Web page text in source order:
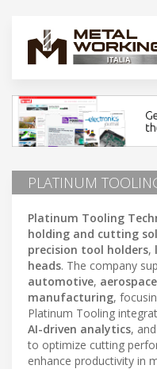
PLATINUM
Platinum Tooling
holding and cutting
precision tool holders,
heads. The company
automotive, aerospace
manufacturing,
Platinum Tooling
AI-driven analytics, and
to optimize cutting
enhance productivity in